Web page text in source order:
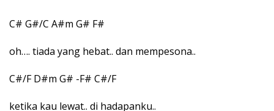
C# G#/C A#m G# F#
oh…. tiada yang hebat.. dan mempesona..
C#/F D#m G# -F# C#/F
ketika kau lewat.. di hadapanku..